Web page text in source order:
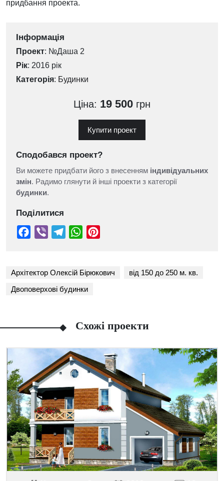
придбання проекта.
Інформація
Проект: №Даша 2
Рік: 2016 рік
Категорія: Будинки
Ціна: 19 500 грн
Купити проект
Сподобався проект?
Ви можете придбати його з внесенням індивідуальних
змін. Радимо глянути й інші проекти з категорії
будинки.
Поділитися
Архітектор Олексій Бірюкович
від 150 до 250 м. кв.
Двоповерхові будинки
Схожі проекти